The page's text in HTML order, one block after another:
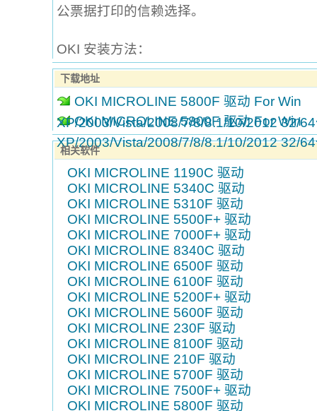
公票据打印的信赖选择。
OKI 安装方法：
下载地址
OKI MICROLINE 5800F 驱动 For Win
XP/2003/Vista/2008/7/8/8.1/10/2012 32/
OKI MICROLINE 5800F 驱动 For Win
XP/2003/Vista/2008/7/8/8.1/10/2012 32/
相关软件
OKI MICROLINE 1190C 驱动
OKI MICROLINE 5340C 驱动
OKI MICROLINE 5310F 驱动
OKI MICROLINE 5500F+ 驱动
OKI MICROLINE 7000F+ 驱动
OKI MICROLINE 8340C 驱动
OKI MICROLINE 6500F 驱动
OKI MICROLINE 6100F 驱动
OKI MICROLINE 5200F+ 驱动
OKI MICROLINE 5600F 驱动
OKI MICROLINE 230F 驱动
OKI MICROLINE 8100F 驱动
OKI MICROLINE 210F 驱动
OKI MICROLINE 5700F 驱动
OKI MICROLINE 7500F+ 驱动
OKI MICROLINE 5800F 驱动